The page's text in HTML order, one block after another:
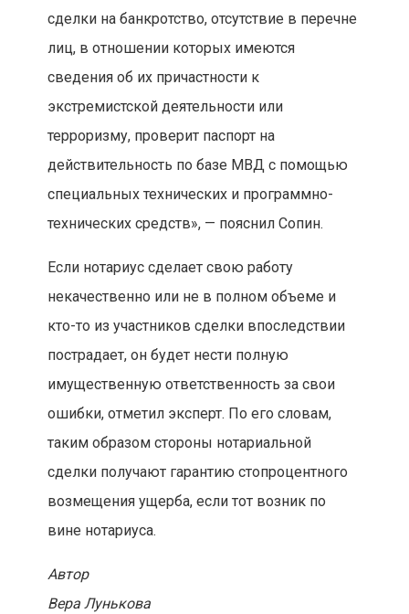
сделки на банкротство, отсутствие в перечне
лиц, в отношении которых имеются
сведения об их причастности к
экстремистской деятельности или
терроризму, проверит паспорт на
действительность по базе МВД с помощью
специальных технических и программно-
технических средств», — пояснил Сопин.
Если нотариус сделает свою работу
некачественно или не в полном объеме и
кто-то из участников сделки впоследствии
пострадает, он будет нести полную
имущественную ответственность за свои
ошибки, отметил эксперт. По его словам,
таким образом стороны нотариальной
сделки получают гарантию стопроцентного
возмещения ущерба, если тот возник по
вине нотариуса.
Автор
Вера Лунькова